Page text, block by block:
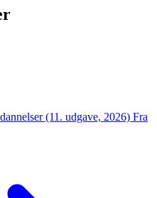
(11. udgave, 2026) Fra